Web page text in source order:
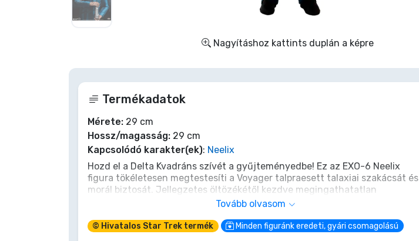
Nagyításhoz kattints duplán a képre
Termékadatok
Mérete: 29 cm
Hossz/magasság: 29 cm
Kapcsolódó karakter(ek): Neelix
Hozd el a Delta Kvadráns szívét a gyűjteményedbe! Ez az EXO-6 Neelix
figura tökéletesen megtestesíti a Voyager talpraesett talaxiai szakácsát és
morál biztosát. Jellegzetes öltözékétől kezdve megingathatatlan
optimizmusáig, Neelix készen áll, hogy polcodon vezesse legénységedet
(remélhetőleg ehető) Leola gyökér ragut. Igazán egyedi darab minden
Tovább olvasom
© Hivatalos Star Trek termék Minden figuránk eredeti, gyári csomagolású
Mesés cuccok
Gamer cuccok
Sportos cuccok
Zenés cuccok
Terméktípusok